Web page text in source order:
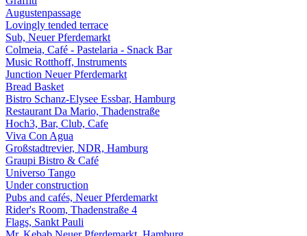
Augustenpassage
Lovingly tended terrace
Sub, Neuer Pferdemarkt
Colmeia, Café - Pastelaria - Snack Bar
Music Rotthoff, Instruments
Junction Neuer Pferdemarkt
Bread Basket
Bistro Schanz-Elysee Essbar, Hamburg
Restaurant Da Mario, Thadenstraße
Hoch3, Bar, Club, Cafe
Viva Con Agua
Großstadtrevier, NDR, Hamburg
Graupi Bistro & Café
Universo Tango
Under construction
Pubs and cafés, Neuer Pferdemarkt
Rider's Room, Thadenstraße 4
Flags, Sankt Pauli